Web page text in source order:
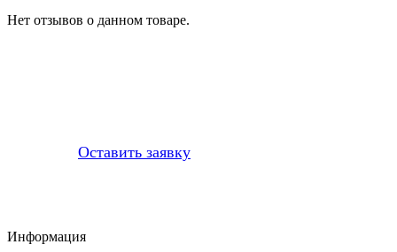
Нет отзывов о данном товаре.
Оставить заявку
Информация